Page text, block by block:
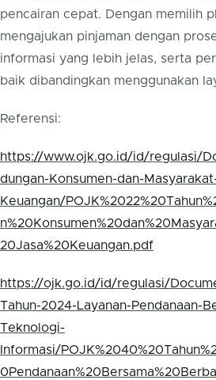
pencairan cepat. Dengan memilih
mengajukan pinjaman dengan
informasi yang lebih jelas, serta
baik dibandingkan menggunakan
Referensi:
https://www.ojk.go.id/id/regulasi/
dungan-Konsumen-dan-
Keuangan/
20Jasa%20Keuangan.pdf
https://ojk.go.id/id/regulasi/
Tahun-2024-Layanan-Pendanaan-
Teknologi-
Informasi/